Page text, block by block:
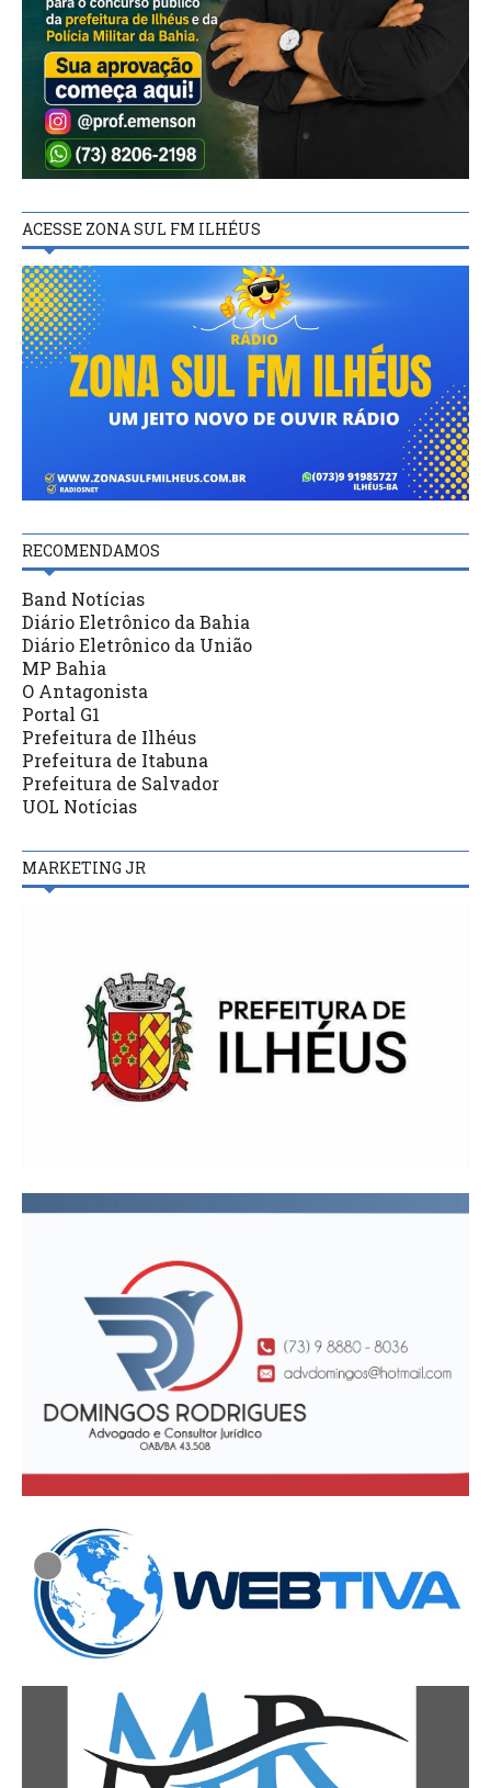
ACESSE ZONA SUL FM ILHÉUS
RECOMENDAMOS
Band Notícias
Diário Eletrônico da Bahia
Diário Eletrônico da União
MP Bahia
O Antagonista
Portal G1
Prefeitura de Ilhéus
Prefeitura de Itabuna
Prefeitura de Salvador
UOL Notícias
MARKETING JR